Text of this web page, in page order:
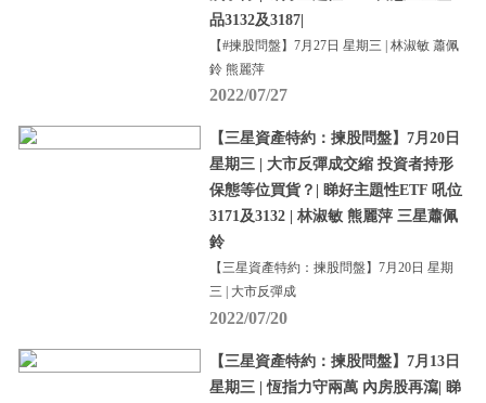
品3132及3187|
【#揀股問盤】7月27日 星期三 | 林淑敏 蕭佩
鈴 熊麗萍
2022/07/27
【三星資產特約：揀股問盤】7月20日
星期三 | 大市反彈成交縮 投資者持形
保態等位買貨？| 睇好主題性ETF 吼位
3171及3132 | 林淑敏 熊麗萍 三星蕭佩
鈴
【三星資產特約：揀股問盤】7月20日 星期
三 | 大市反彈成
2022/07/20
【三星資產特約：揀股問盤】7月13日
星期三 | 恆指力守兩萬 內房股再瀉| 睇